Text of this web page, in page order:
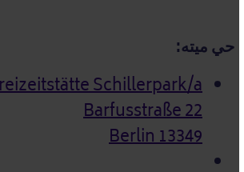
حي ميته:
Schillerpark/a>
Barfusstraße 22
13349 Berlin